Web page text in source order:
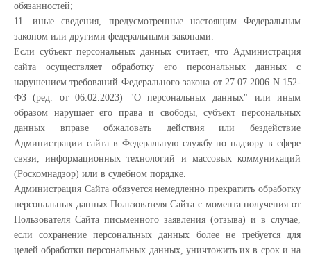
обязанностей;
11. иные сведения, предусмотренные настоящим Федеральным
законом или другими федеральными законами.
Если субъект персональных данных считает, что Администрация
сайта осуществляет обработку его персональных данных с
нарушением требований Федерального закона от 27.07.2006 N 152-
ФЗ (ред. от 06.02.2023) "О персональных данных" или иным
образом нарушает его права и свободы, субъект персональных
данных вправе обжаловать действия или бездействие
Администрации сайта в Федеральную службу по надзору в сфере
связи, информационных технологий и массовых коммуникаций
(Роскомнадзор) или в судебном порядке.
Администрация Сайта обязуется немедленно прекратить обработку
персональных данных Пользователя Сайта с момента получения от
Пользователя Сайта письменного заявления (отзыва) и в случае,
если сохранение персональных данных более не требуется для
целей обработки персональных данных, уничтожить их в срок и на